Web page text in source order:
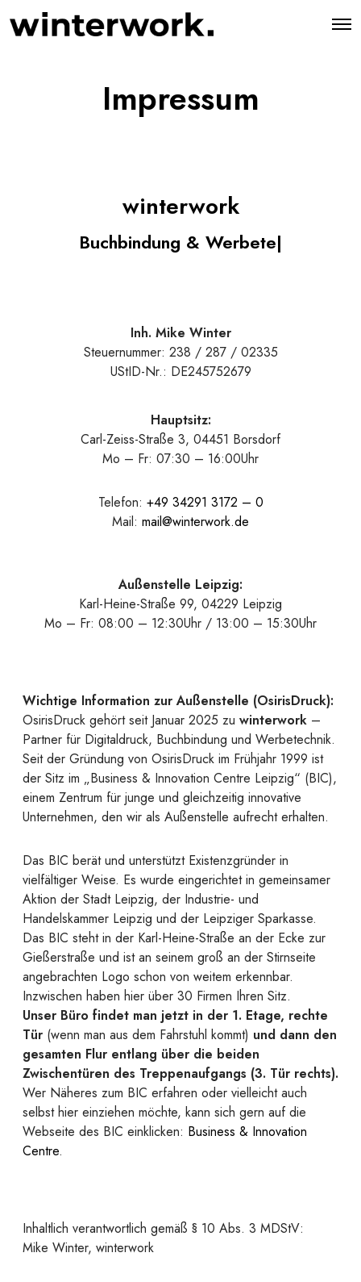
O
Impressum
winterwork
Buchbindung & Werbetec
Inh. Mike Winter
Steuernummer: 238 / 287 / 02335
UStID-Nr.: DE245752679
Hauptsitz:
Carl-Zeiss-Straße 3, 04451 Borsdorf
Mo – Fr: 07:30 – 16:00Uhr
Telefon: +49 34291 3172 – 0
Mail: mail@winterwork.de
Außenstelle Leipzig:
Karl-Heine-Straße 99, 04229 Leipzig
Mo – Fr: 08:00 – 12:30Uhr / 13:00 – 15:30Uhr
Wichtige Information zur Außenstelle (OsirisDruck):
OsirisDruck gehört seit Januar 2025 zu winterwork –
Partner für Digitaldruck, Buchbindung und Werbetechnik.
Seit der Gründung von OsirisDruck im Frühjahr 1999 ist
der Sitz im „Business & Innovation Centre Leipzig“ (BIC),
einem Zentrum für junge und gleichzeitig innovative
Unternehmen, den wir als Außenstelle aufrecht erhalten.
Das BIC berät und unterstützt Existenzgründer in
vielfältiger Weise. Es wurde eingerichtet in gemeinsamer
Aktion der Stadt Leipzig, der Industrie- und
Handelskammer Leipzig und der Leipziger Sparkasse.
Das BIC steht in der Karl-Heine-Straße an der Ecke zur
Gießerstraße und ist an seinem groß an der Stirnseite
angebrachten Logo schon von weitem erkennbar.
Inzwischen haben hier über 30 Firmen Ihren Sitz.
Unser Büro findet man jetzt in der 1. Etage, rechte
Tür (wenn man aus dem Fahrstuhl kommt) und dann den
gesamten Flur entlang über die beiden
Zwischentüren des Treppenaufgangs (3. Tür rechts).
Wer Näheres zum BIC erfahren oder vielleicht auch
selbst hier einziehen möchte, kann sich gern auf die
Webseite des BIC einklicken: Business & Innovation
Centre.
Inhaltlich verantwortlich gemäß § 10 Abs. 3 MDStV:
Mike Winter, winterwork